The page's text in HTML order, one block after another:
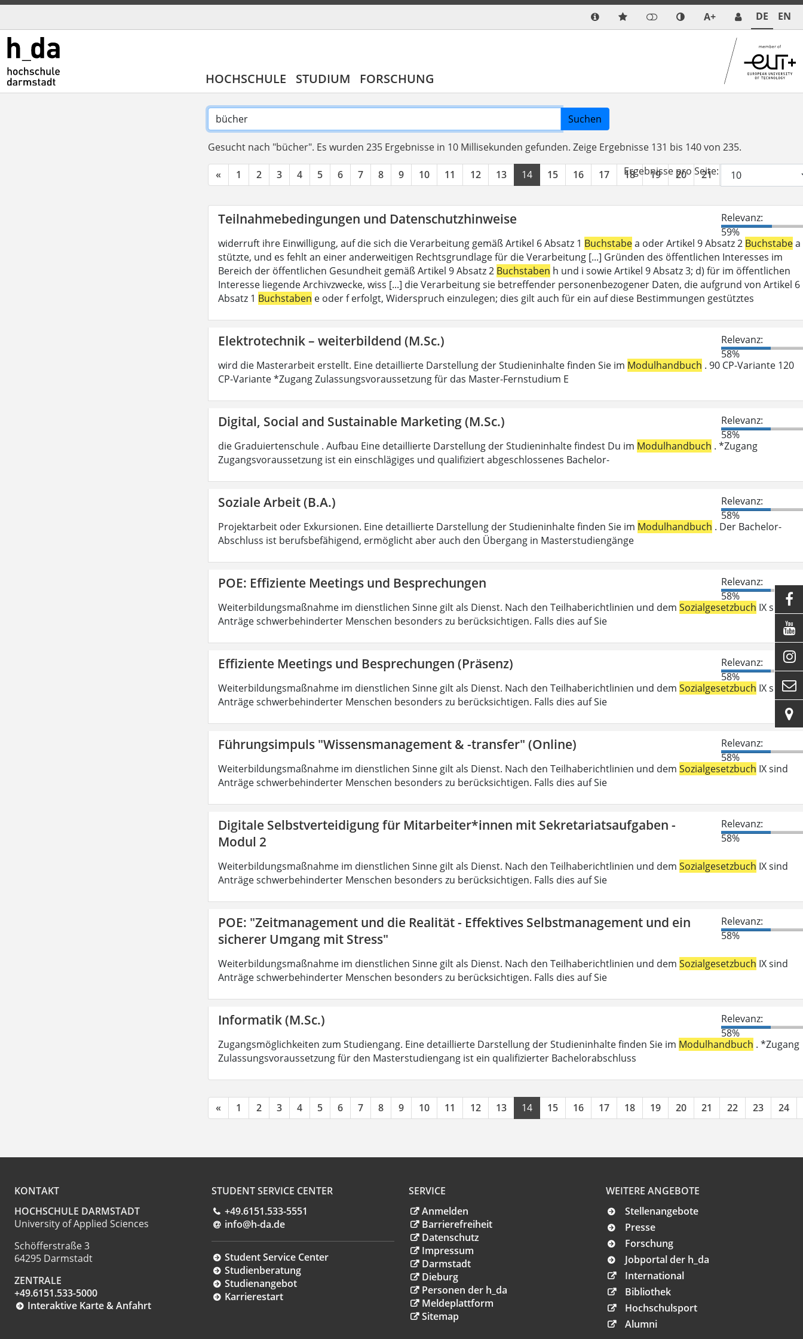
A+ DE EN
HOCHSCHULE STUDIUM FORSCHUNG
Suchen
Gesucht nach "bücher". Es wurden 235 Ergebnisse in 10 Millisekunden gefunden. Zeige Ergebnisse 131 bis 140 von 235.
« 1 2 3 4 5 6 7 8 9 10 11 12 13 14 15 16 17 18 19 20 21 22
Ergebnisse pro Seite:
Teilnahmebedingungen und Datenschutzhinweise
Relevanz:
59%
widerruft ihre Einwilligung, auf die sich die Verarbeitung gemäß Artikel 6 Absatz 1 Buchstabea oder Artikel 9 Absatz 2 Buchstabea
stützte, und es fehlt an einer anderweitigen Rechtsgrundlage für die Verarbeitung [...] Gründen des öffentlichen Interesses im
Bereich der öffentlichen Gesundheit gemäß Artikel 9 Absatz 2 Buchstaben h und i sowie Artikel 9 Absatz 3; d) für im öffentlichen
Interesse liegende Archivzwecke, wiss [...] die Verarbeitung sie betreffender personenbezogener Daten, die aufgrund von Artikel 6
Absatz 1 Buchstaben e oder f erfolgt, Widerspruch einzulegen; dies gilt auch für ein auf diese Bestimmungen gestütztes
Elektrotechnik – weiterbildend (M.Sc.)
Relevanz:
58%
wird die Masterarbeit erstellt. Eine detaillierte Darstellung der Studieninhalte finden Sie im Modulhandbuch . 90 CP-Variante 120
CP-Variante *Zugang Zulassungsvoraussetzung für das Master-Fernstudium E
Digital, Social and Sustainable Marketing (M.Sc.)
Relevanz:
58%
die Graduiertenschule . Aufbau Eine detaillierte Darstellung der Studieninhalte findest Du im Modulhandbuch . *Zugang
Zugangsvoraussetzung ist ein einschlägiges und qualifiziert abgeschlossenes Bachelor-
Soziale Arbeit (B.A.)
Relevanz:
58%
Projektarbeit oder Exkursionen. Eine detaillierte Darstellung der Studieninhalte finden Sie im Modulhandbuch . Der Bachelor-
Abschluss ist berufsbefähigend, ermöglicht aber auch den Übergang in Masterstudiengänge
POE: Effiziente Meetings und Besprechungen
Relevanz:
58%
Weiterbildungsmaßnahme im dienstlichen Sinne gilt als Dienst. Nach den Teilhaberichtlinien und dem Sozialgesetzbuch IX sind
Anträge schwerbehinderter Menschen besonders zu berücksichtigen. Falls dies auf Sie
Effiziente Meetings und Besprechungen (Präsenz)
Relevanz:
58%
Weiterbildungsmaßnahme im dienstlichen Sinne gilt als Dienst. Nach den Teilhaberichtlinien und dem Sozialgesetzbuch IX sind
Anträge schwerbehinderter Menschen besonders zu berücksichtigen. Falls dies auf Sie
Führungsimpuls "Wissensmanagement & -transfer" (Online)
Relevanz:
58%
Weiterbildungsmaßnahme im dienstlichen Sinne gilt als Dienst. Nach den Teilhaberichtlinien und dem Sozialgesetzbuch IX sind
Anträge schwerbehinderter Menschen besonders zu berücksichtigen. Falls dies auf Sie
Digitale Selbstverteidigung für Mitarbeiter*innen mit Sekretariatsaufgaben -
Modul 2
Relevanz:
58%
Weiterbildungsmaßnahme im dienstlichen Sinne gilt als Dienst. Nach den Teilhaberichtlinien und dem Sozialgesetzbuch IX sind
Anträge schwerbehinderter Menschen besonders zu berücksichtigen. Falls dies auf Sie
POE: "Zeitmanagement und die Realität - Effektives Selbstmanagement und ein
sicherer Umgang mit Stress"
Relevanz:
58%
Weiterbildungsmaßnahme im dienstlichen Sinne gilt als Dienst. Nach den Teilhaberichtlinien und dem Sozialgesetzbuch IX sind
Anträge schwerbehinderter Menschen besonders zu berücksichtigen. Falls dies auf Sie
Informatik (M.Sc.)
Relevanz:
58%
Zugangsmöglichkeiten zum Studiengang. Eine detaillierte Darstellung der Studieninhalte finden Sie im Modulhandbuch . *Zugang
Zulassungsvoraussetzung für den Masterstudiengang ist ein qualifizierter Bachelorabschluss
« 1 2 3 4 5 6 7 8 9 10 11 12 13 14 15 16 17 18 19 20 21 22 23 24
KONTAKT
HOCHSCHULE DARMSTADT
University of Applied Sciences
Schöfferstraße 3
64295 Darmstadt
ZENTRALE
+49.6151.533-5000
Interaktive Karte & Anfahrt
STUDENT SERVICE CENTER
+49.6151.533-5551
info@h-da.de
Student Service Center
Studienberatung
Studienangebot
Karrierestart
SERVICE
Anmelden
Barrierefreiheit
Datenschutz
Impressum
Darmstadt
Dieburg
Personen der h_da
Meldeplattform
Sitemap
WEITERE ANGEBOTE
Stellenangebote
Presse
Forschung
Jobportal der h_da
International
Bibliothek
Hochschulsport
Alumni




